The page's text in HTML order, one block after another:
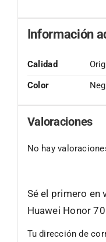
Información
Calidad
Color
Valoraciones
No hay
Sé el primero en
Huawei Honor
Tu dirección de